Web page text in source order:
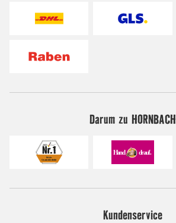
Darum zu HORNBACH
Kundenservice